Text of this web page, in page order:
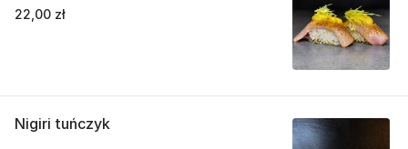
22,00 zł
Nigiri tuńczyk